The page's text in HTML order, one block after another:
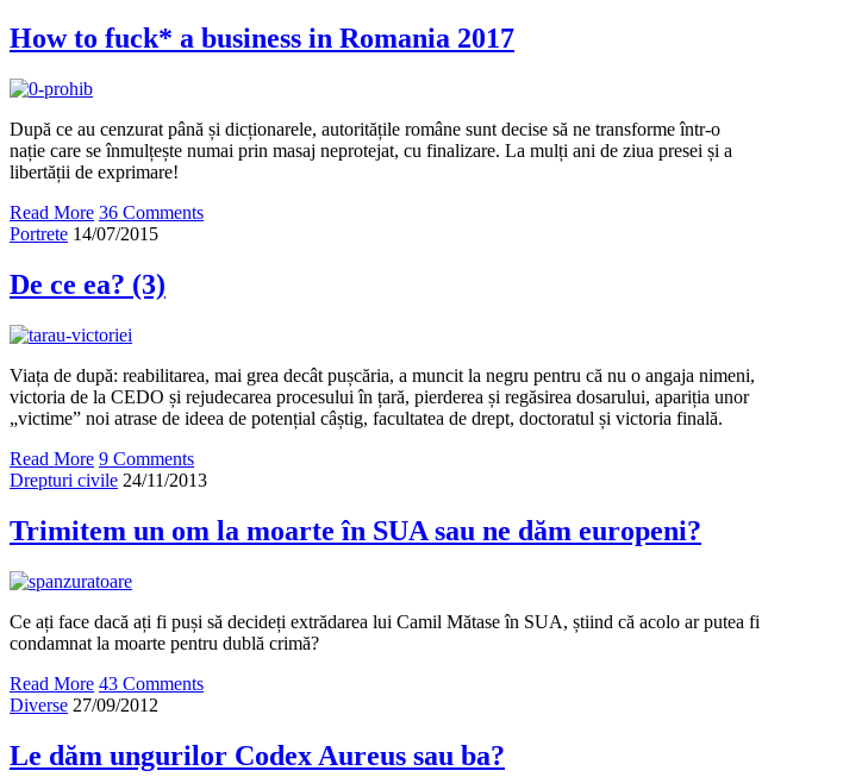
How to fuck* a business in Romania 2017
După ce au cenzurat până și dicționarele, autoritățile române sunt decise să ne transforme într-o
nație care se înmulțește numai prin masaj neprotejat, cu finalizare. La mulți ani de ziua presei și a
libertății de exprimare!
Read More 36 Comments
Portrete 14/07/2015
De ce ea? (3)
Viața de după: reabilitarea, mai grea decât pușcăria, a muncit la negru pentru că nu o angaja nimeni,
victoria de la CEDO și rejudecarea procesului în țară, pierderea și regăsirea dosarului, apariția unor
„victime” noi atrase de ideea de potențial câștig, facultatea de drept, doctoratul și victoria finală.
Read More 9 Comments
Drepturi civile 24/11/2013
Trimitem un om la moarte în SUA sau ne dăm europeni?
Ce ați face dacă ați fi puși să decideți extrădarea lui Camil Mătase în SUA, știind că acolo ar putea fi
condamnat la moarte pentru dublă crimă?
Read More 43 Comments
Diverse 27/09/2012
Le dăm ungurilor Codex Aureus sau ba?